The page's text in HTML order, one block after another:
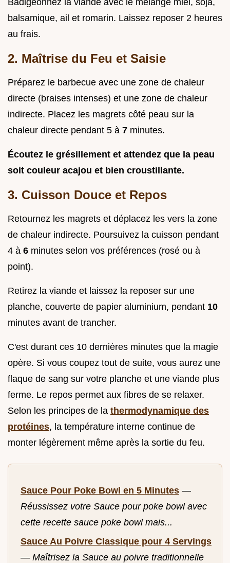
Badigeonnez la viande avec le mélange miel, soja,
balsamique, ail et romarin. Laissez reposer 2 heures
au frais.
2. Maîtrise du Feu et Saisie
Préparez le barbecue avec une zone de chaleur
directe (braises intenses) et une zone de chaleur
indirecte. Placez les magrets côté peau sur la
chaleur directe pendant 5 à 7 minutes.
Écoutez le grésillement et attendez que la peau
soit couleur acajou et bien croustillante.
3. Cuisson Douce et Repos
Retournez les magrets et déplacez les vers la zone
de chaleur indirecte. Poursuivez la cuisson pendant
4 à 6 minutes selon vos préférences (rosé ou à
point).
Retirez la viande et laissez la reposer sur une
planche, couverte de papier aluminium, pendant 10
minutes avant de trancher.
C'est durant ces 10 dernières minutes que la magie
opère. Si vous coupez tout de suite, vous aurez une
flaque de sang sur votre planche et une viande plus
ferme. Le repos permet aux fibres de se relaxer.
Selon les principes de la thermodynamique des
protéines, la température interne continue de
monter légèrement même après la sortie du feu.
Sauce Pour Poke Bowl en 5 Minutes —
Réussissez votre Sauce pour poke bowl avec
cette recette sauce poke bowl mais...
Sauce Au Poivre Classique pour 4 Servings
— Maîtrisez la Sauce au poivre traditionnelle